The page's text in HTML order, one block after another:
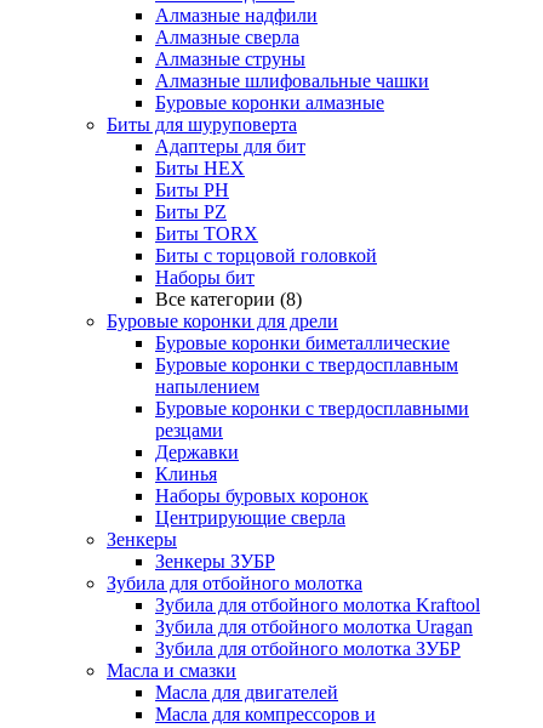
Алмазные надфили
Алмазные сверла
Алмазные струны
Алмазные шлифовальные чашки
Буровые коронки алмазные
Биты для шуруповерта
Адаптеры для бит
Биты HEX
Биты PH
Биты PZ
Биты TORX
Биты с торцовой головкой
Наборы бит
Все категории (8)
Буровые коронки для дрели
Буровые коронки биметаллические
Буровые коронки с твердосплавным
напылением
Буровые коронки с твердосплавными
резцами
Державки
Клинья
Наборы буровых коронок
Центрирующие сверла
Зенкеры
Зенкеры ЗУБР
Зубила для отбойного молотка
Зубила для отбойного молотка Kraftool
Зубила для отбойного молотка Uragan
Зубила для отбойного молотка ЗУБР
Масла и смазки
Масла для двигателей
Масла для компрессоров и